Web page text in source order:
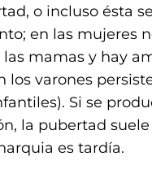
o incluso ésta
en las mujeres
mamas y hay
los varones
Si se
la pubertad
es tardía.